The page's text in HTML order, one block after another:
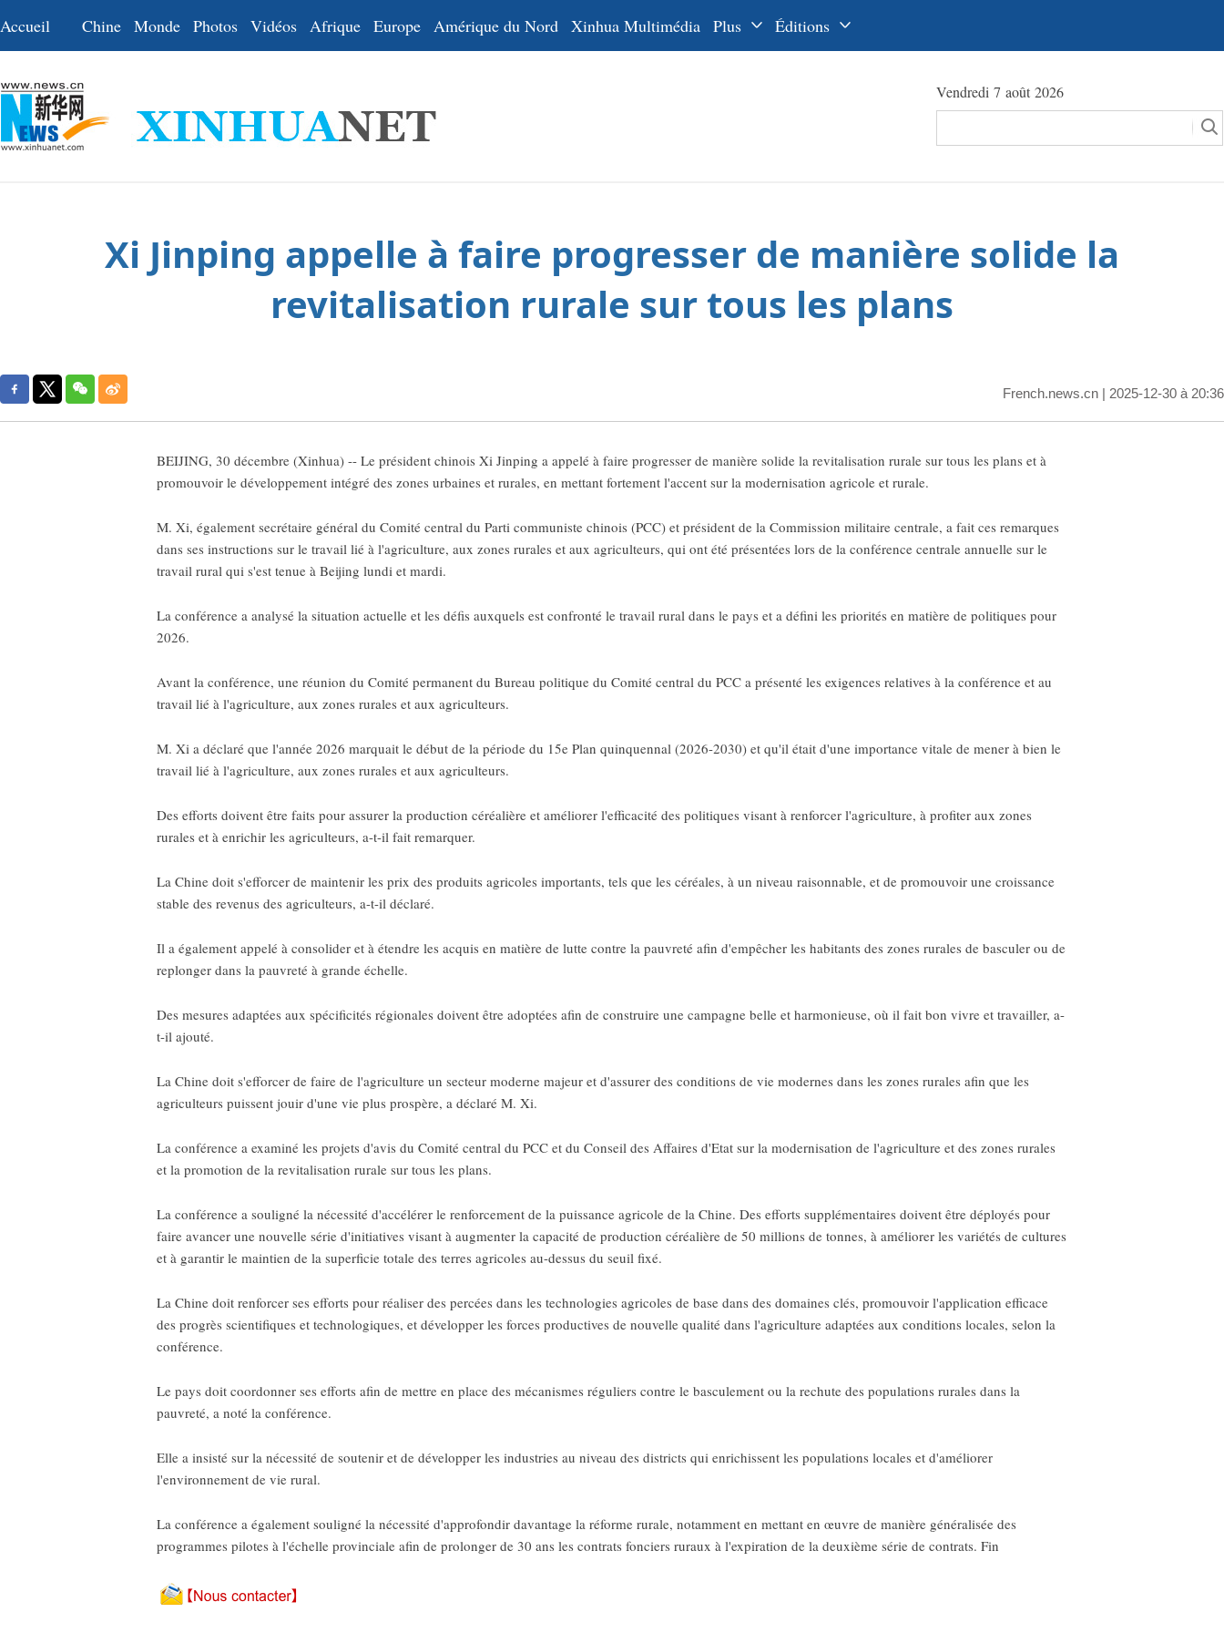
Accueil Chine Monde Photos Vidéos Afrique Europe Amérique du Nord Xinhua Multimédia Plus Éditions
عربي
日本語
Vendredi 7 août 2026
Xi Jinping appelle à faire progresser de manière solide la
revitalisation rurale sur tous les plans
French.news.cn | 2025-12-30 à 20:36
BEIJING, 30 décembre (Xinhua) -- Le président chinois Xi Jinping a appelé à faire progresser de manière solide la revitalisation rurale sur tous les plans et à
promouvoir le développement intégré des zones urbaines et rurales, en mettant fortement l'accent sur la modernisation agricole et rurale.
M. Xi, également secrétaire général du Comité central du Parti communiste chinois (PCC) et président de la Commission militaire centrale, a fait ces remarques
dans ses instructions sur le travail lié à l'agriculture, aux zones rurales et aux agriculteurs, qui ont été présentées lors de la conférence centrale annuelle sur le
travail rural qui s'est tenue à Beijing lundi et mardi.
La conférence a analysé la situation actuelle et les défis auxquels est confronté le travail rural dans le pays et a défini les priorités en matière de politiques pour
2026.
Avant la conférence, une réunion du Comité permanent du Bureau politique du Comité central du PCC a présenté les exigences relatives à la conférence et au
travail lié à l'agriculture, aux zones rurales et aux agriculteurs.
M. Xi a déclaré que l'année 2026 marquait le début de la période du 15e Plan quinquennal (2026-2030) et qu'il était d'une importance vitale de mener à bien le
travail lié à l'agriculture, aux zones rurales et aux agriculteurs.
Des efforts doivent être faits pour assurer la production céréalière et améliorer l'efficacité des politiques visant à renforcer l'agriculture, à profiter aux zones
rurales et à enrichir les agriculteurs, a-t-il fait remarquer.
La Chine doit s'efforcer de maintenir les prix des produits agricoles importants, tels que les céréales, à un niveau raisonnable, et de promouvoir une croissance
stable des revenus des agriculteurs, a-t-il déclaré.
Il a également appelé à consolider et à étendre les acquis en matière de lutte contre la pauvreté afin d'empêcher les habitants des zones rurales de basculer ou de
replonger dans la pauvreté à grande échelle.
Des mesures adaptées aux spécificités régionales doivent être adoptées afin de construire une campagne belle et harmonieuse, où il fait bon vivre et travailler, a-
t-il ajouté.
La Chine doit s'efforcer de faire de l'agriculture un secteur moderne majeur et d'assurer des conditions de vie modernes dans les zones rurales afin que les
agriculteurs puissent jouir d'une vie plus prospère, a déclaré M. Xi.
La conférence a examiné les projets d'avis du Comité central du PCC et du Conseil des Affaires d'Etat sur la modernisation de l'agriculture et des zones rurales
et la promotion de la revitalisation rurale sur tous les plans.
La conférence a souligné la nécessité d'accélérer le renforcement de la puissance agricole de la Chine. Des efforts supplémentaires doivent être déployés pour
faire avancer une nouvelle série d'initiatives visant à augmenter la capacité de production céréalière de 50 millions de tonnes, à améliorer les variétés de cultures
et à garantir le maintien de la superficie totale des terres agricoles au-dessus du seuil fixé.
La Chine doit renforcer ses efforts pour réaliser des percées dans les technologies agricoles de base dans des domaines clés, promouvoir l'application efficace
des progrès scientifiques et technologiques, et développer les forces productives de nouvelle qualité dans l'agriculture adaptées aux conditions locales, selon la
conférence.
Le pays doit coordonner ses efforts afin de mettre en place des mécanismes réguliers contre le basculement ou la rechute des populations rurales dans la
pauvreté, a noté la conférence.
Elle a insisté sur la nécessité de soutenir et de développer les industries au niveau des districts qui enrichissent les populations locales et d'améliorer
l'environnement de vie rural.
La conférence a également souligné la nécessité d'approfondir davantage la réforme rurale, notamment en mettant en œuvre de manière généralisée des
programmes pilotes à l'échelle provinciale afin de prolonger de 30 ans les contrats fonciers ruraux à l'expiration de la deuxième série de contrats. Fin